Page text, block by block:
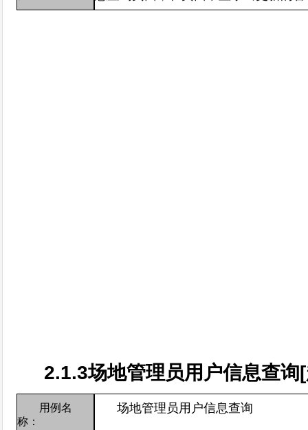
2.1.3场地管理员用户信息查询[
用例名
称：
场地管理员用户信息查询